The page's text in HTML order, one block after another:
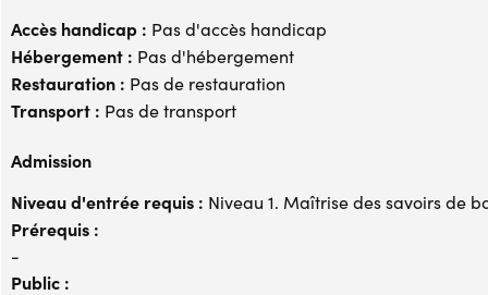
Accès handicap : Pas d'accès handicap
Hébergement : Pas d'hébergement
Restauration : Pas de restauration
Transport : Pas de transport
Admission
Niveau d'entrée requis : Niveau 1. Maîtrise des savoirs de
Prérequis :
-
Public :